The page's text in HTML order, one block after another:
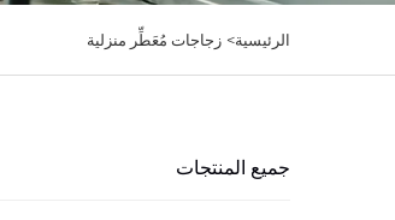
الرئيسية> زجاجات مُعَطِّر منزلية
جميع المنتجات